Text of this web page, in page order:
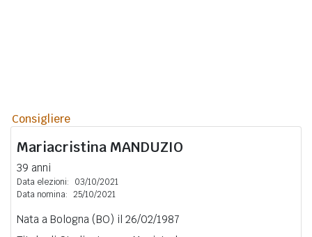
Consigliere
Mariacristina MANDUZIO
39 anni
Data elezioni:
03/10/2021
Data nomina: 25/10/2021
Nata a Bologna (BO) il 26/02/1987